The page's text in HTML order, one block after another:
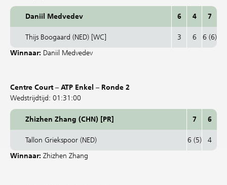
Daniil Medvedev 6 4 7
Thijs Boogaard (NED) [WC] 3 6
6 (6)
Winnaar: Daniil Medvedev
Centre Court – ATP Enkel – Ronde 2
Wedstrijdtijd: 01:31:00
Zhizhen Zhang (CHN) [PR] 7 6
Tallon Griekspoor (NED) 6 (5)
4
Winnaar: Zhizhen Zhang